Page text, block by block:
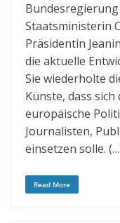
Staatsministerin
Präsidentin
die aktuelle
Sie wiederholte
Künste, dass
europäische
Journalisten,
einsetzen solle.
Read More